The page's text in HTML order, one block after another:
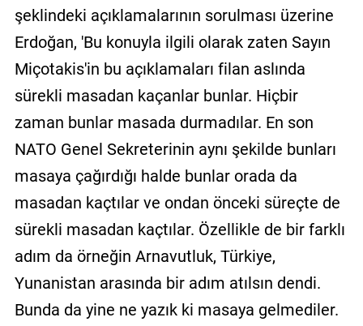
şeklindeki açıklamalarının sorulması üzerine
Erdoğan, 'Bu konuyla ilgili olarak zaten Sayın
Miçotakis'in bu açıklamaları filan aslında
sürekli masadan kaçanlar bunlar. Hiçbir
zaman bunlar masada durmadılar. En son
NATO Genel Sekreterinin aynı şekilde bunları
masaya çağırdığı halde bunlar orada da
masadan kaçtılar ve ondan önceki süreçte de
sürekli masadan kaçtılar. Özellikle de bir farklı
adım da örneğin Arnavutluk, Türkiye,
Yunanistan arasında bir adım atılsın dendi.
Bunda da yine ne yazık ki masaya gelmediler.